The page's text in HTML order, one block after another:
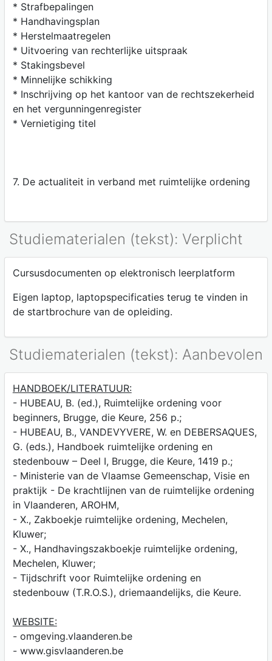
* Strafbepalingen
* Handhavingsplan
* Herstelmaatregelen
* Uitvoering van rechterlijke uitspraak
* Stakingsbevel
* Minnelijke schikking
* Inschrijving op het kantoor van de rechtszekerheid
en het vergunningenregister
* Vernietiging titel
7. De actualiteit in verband met ruimtelijke ordening
Studiematerialen (tekst): Verplicht
Cursusdocumenten op elektronisch leerplatform
Eigen laptop, laptopspecificaties terug te vinden in
de startbrochure van de opleiding.
Studiematerialen (tekst): Aanbevolen
HANDBOEK/LITERATUUR:
- HUBEAU, B. (ed.), Ruimtelijke ordening voor
beginners, Brugge, die Keure, 256 p.;
- HUBEAU, B., VANDEVYVERE, W. en DEBERSAQUES,
G. (eds.), Handboek ruimtelijke ordening en
stedenbouw – Deel I, Brugge, die Keure, 1419 p.;
- Ministerie van de Vlaamse Gemeenschap, Visie en
praktijk - De krachtlijnen van de ruimtelijke ordening
in Vlaanderen, AROHM,
- X., Zakboekje ruimtelijke ordening, Mechelen,
Kluwer;
- X., Handhavingszakboekje ruimtelijke ordening,
Mechelen, Kluwer;
- Tijdschrift voor Ruimtelijke ordening en
stedenbouw (T.R.O.S.), driemaandelijks, die Keure.
WEBSITE:
- omgeving.vlaanderen.be
- www.gisvlaanderen.be